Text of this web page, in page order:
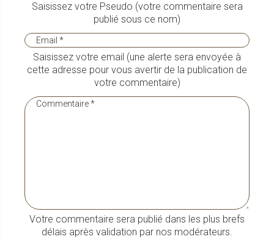
Saisissez votre Pseudo (votre commentaire sera
publié sous ce nom)
Saisissez votre email (une alerte sera envoyée à
cette adresse pour vous avertir de la publication de
votre commentaire)
Votre commentaire sera publié dans les plus brefs
délais après validation par nos modérateurs.